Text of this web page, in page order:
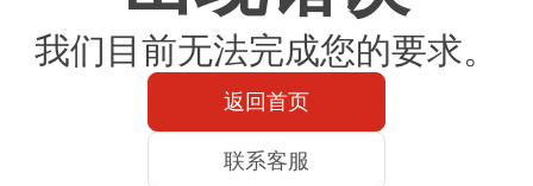
我们目前无法完成您的要求。
返回首页
联系客服